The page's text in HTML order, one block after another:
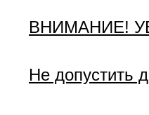
ВНИМАНИЕ!
Не допустить